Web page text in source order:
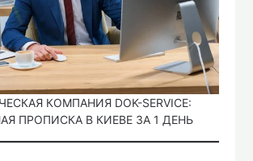
КОМПАНИЯ DOK-SERVICE:
ПРОПИСКА В КИЕВЕ ЗА 1 ДЕНЬ